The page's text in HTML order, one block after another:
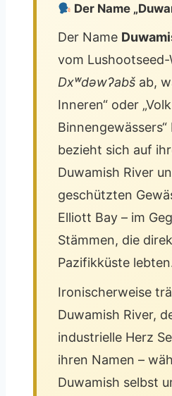
Der Name
Der Name
vom
Dxʷdəwʔabš ab,
Inneren“ oder
bezieht sich auf
Duwamish River
geschützten
Elliott Bay – im
Stämmen, die
Pazifikküste
Ironischerweise
Duwamish River,
industrielle Herz
ihren Namen –
Duwamish selbst